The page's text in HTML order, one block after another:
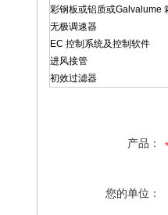
彩钢板或铝质或Galvalume
无极调速器
EC 控制系统及控制软件
进风接管
初效过滤器
产品：
您的单位：